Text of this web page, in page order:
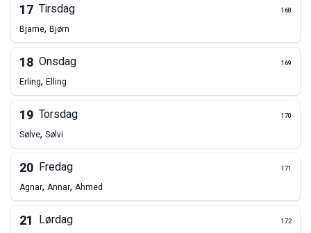
17 Tirsdag 168
Bjarne, Bjørn
18 Onsdag 169
Erling, Elling
19 Torsdag 170
Sølve, Sølvi
20 Fredag 171
Agnar, Annar, Ahmed
21 Lørdag 172